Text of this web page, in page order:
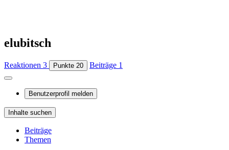
elubitsch
Reaktionen 3 Punkte 20 Beiträge 1
Benutzerprofil melden
Inhalte suchen
Beiträge
Themen